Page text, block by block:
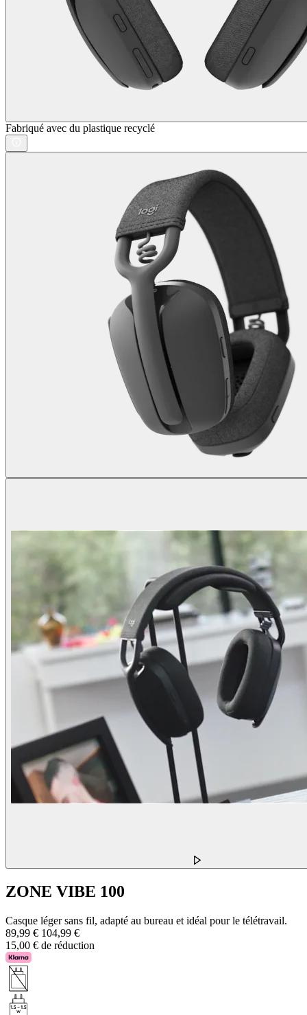
Fabriqué avec du plastique recyclé
ZONE VIBE 100
Casque léger sans fil, adapté au bureau et idéal pour le télétravail.
89,99 € 104,99 €
15,00 € de réduction